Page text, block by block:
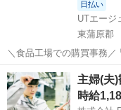
日払い
UTエージ
東蒲原郡
＼食品工場での購買事務
缶詰食品を中心とした製造
界各国から入荷しています♪ ☆主に購買担当として事務サポート
ていただきます！ 人とのコ
新潟 東蒲原郡 一
主婦(夫
時給